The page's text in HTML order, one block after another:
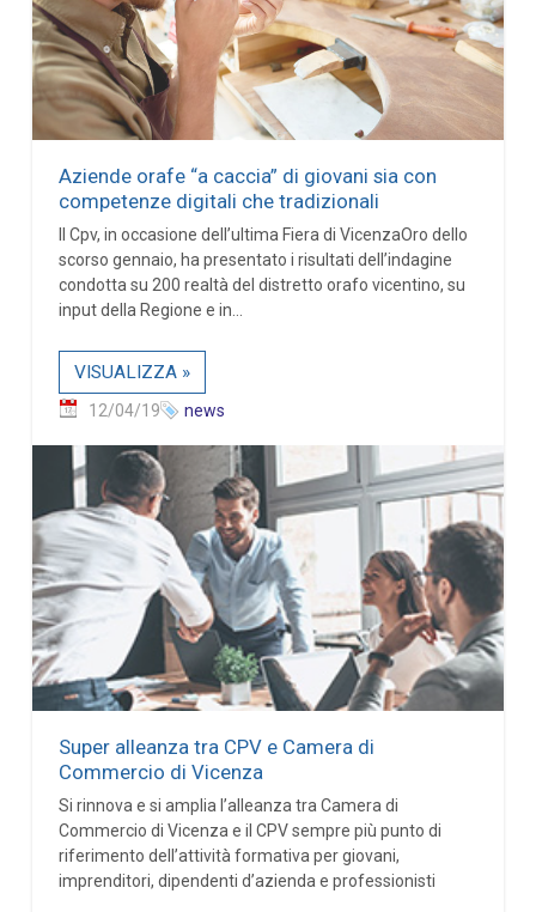
Aziende orafe “a caccia” di giovani sia con
competenze digitali che tradizionali
Il Cpv, in occasione dell’ultima Fiera di VicenzaOro dello
scorso gennaio, ha presentato i risultati dell’indagine
condotta su 200 realtà del distretto orafo vicentino, su
input della Regione e in...
VISUALIZZA »
12/04/19 news
Super alleanza tra CPV e Camera di
Commercio di Vicenza
Si rinnova e si amplia l’alleanza tra Camera di
Commercio di Vicenza e il CPV sempre più punto di
riferimento dell’attività formativa per giovani,
imprenditori, dipendenti d’azienda e professionisti